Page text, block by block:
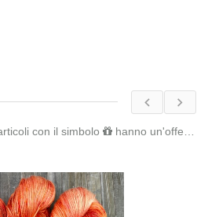
con il simbolo hanno un'offerta riservata. Fai il